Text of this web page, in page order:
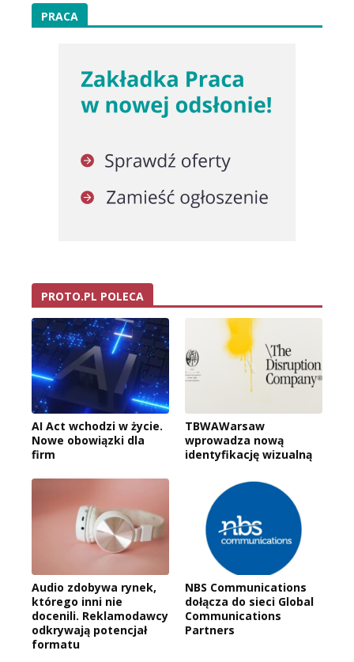
PRACA
PROTO.PL POLECA
AI Act wchodzi w życie.
Nowe obowiązki dla
firm
TBWAWarsaw
wprowadza nową
identyfikację wizualną
Audio zdobywa rynek,
którego inni nie
docenili. Reklamodawcy
odkrywają potencjał
formatu
NBS Communications
dołącza do sieci Global
Communications
Partners